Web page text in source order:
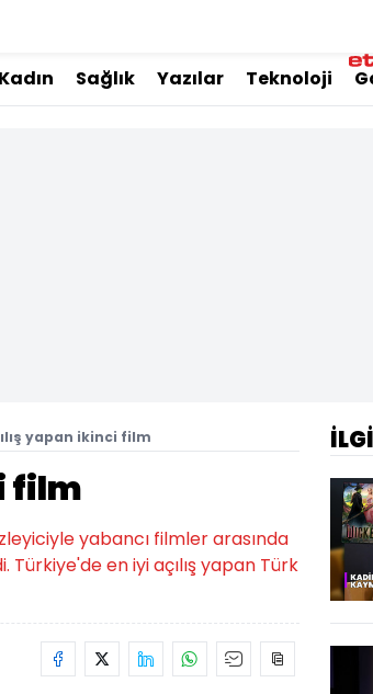
Kadın Sağlık Yazılar Teknoloji
yapan ikinci film
film
yabancı filmler arasında
Türkiye'de en iyi açılış yapan Türk